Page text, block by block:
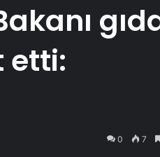
etti:
0 7